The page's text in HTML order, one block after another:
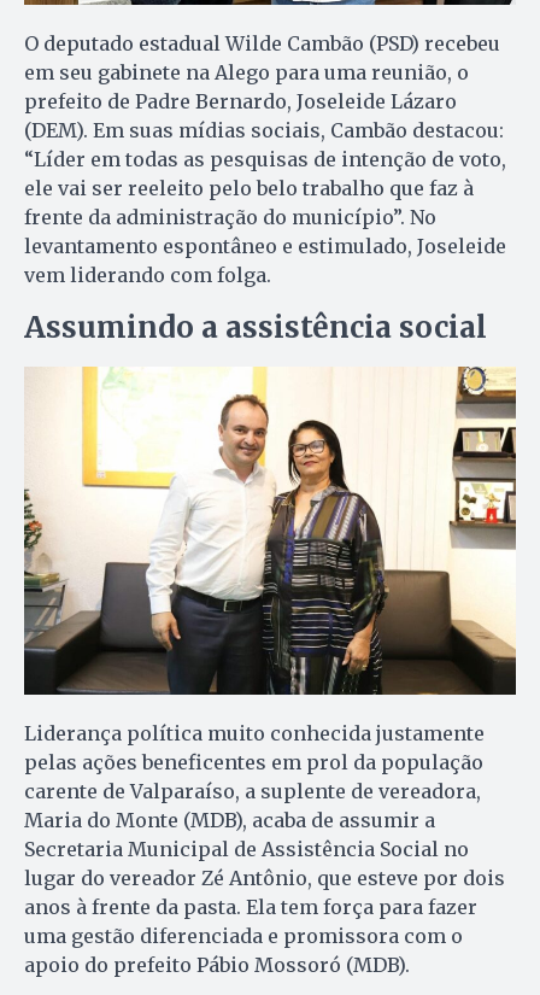
O deputado estadual Wilde Cambão (PSD) recebeu
em seu gabinete na Alego para uma reunião, o
prefeito de Padre Bernardo, Joseleide Lázaro
(DEM). Em suas mídias sociais, Cambão destacou:
“Líder em todas as pesquisas de intenção de voto,
ele vai ser reeleito pelo belo trabalho que faz à
frente da administração do município”. No
levantamento espontâneo e estimulado, Joseleide
vem liderando com folga.
Assumindo a assistência social
Liderança política muito conhecida justamente
pelas ações beneficentes em prol da população
carente de Valparaíso, a suplente de vereadora,
Maria do Monte (MDB), acaba de assumir a
Secretaria Municipal de Assistência Social no
lugar do vereador Zé Antônio, que esteve por dois
anos à frente da pasta. Ela tem força para fazer
uma gestão diferenciada e promissora com o
apoio do prefeito Pábio Mossoró (MDB).